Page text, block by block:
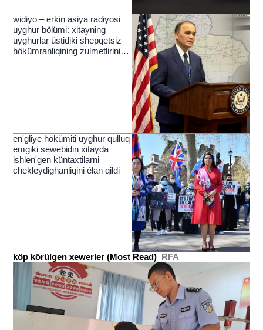
widiyo – erkin asiya radiyosi
uyghur bölümi: xitayning
uyghurlar üstidiki shepqetsiz
hökümranliqining zulmetlirini
en'gliye hökümiti uyghur qulluq
emgiki sewebidin xitayda
ishlen'gen küntaxtilarni
chekleydighanliqini élan qildi
köp körülgen xewerler (Most Read) RFA